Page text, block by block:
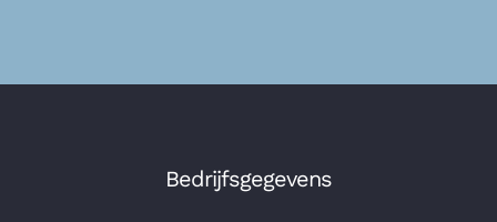
Bedrijfsgegevens